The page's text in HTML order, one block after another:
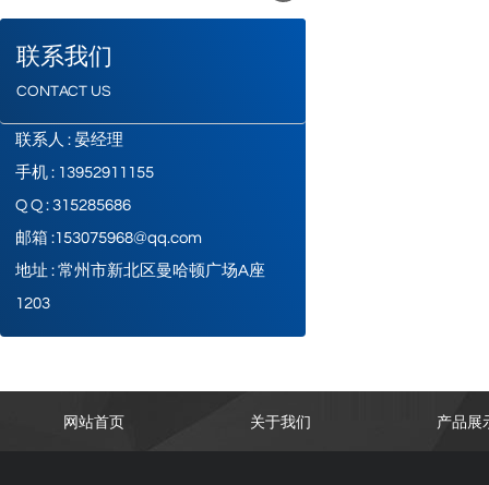
联系我们
CONTACT US
联系人 : 晏经理
手机 : 13952911155
Q Q : 315285686
邮箱 :153075968@qq.com
地址 : 常州市新北区曼哈顿广场A座
1203
网站首页 关于我们 产品展